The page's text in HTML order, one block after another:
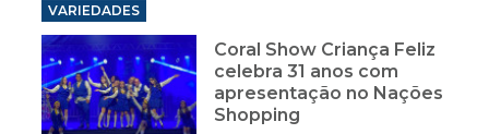
VARIEDADES
Coral Show Criança Feliz
celebra 31 anos com
apresentação no Nações
Shopping